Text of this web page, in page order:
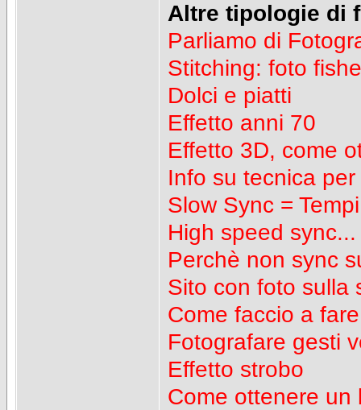
Altre tipologie di
Parliamo di
Stitching: foto
Dolci e piatti
Effetto anni 70
Effetto 3D, come
Info su tecnica
Slow Sync =
High speed sync...
Perchè non sync
Sito con foto sulla
Come faccio a
Fotografare gesti
Effetto strobo
Come ottenere un